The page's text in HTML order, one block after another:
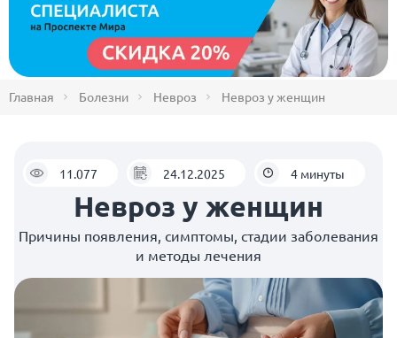
Главная Болезни Невроз Невроз у женщин
11.077 24.12.2025 4 минуты
Невроз у женщин
Причины появления, симптомы, стадии заболевания
и методы лечения